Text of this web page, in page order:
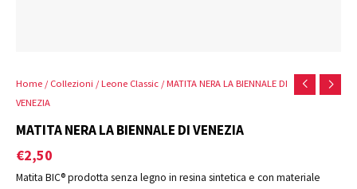
Home / Collezioni / Leone Classic / MATITA NERA LA BIENNALE DI
VENEZIA
MATITA NERA LA BIENNALE DI VENEZIA
€2,50
Matita BIC® prodotta senza legno in resina sintetica e con materiale